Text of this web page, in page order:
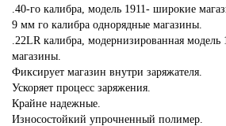
.40-го калибра, модель 1911- широкие
9 мм го калибра однорядные магазины.
.22LR калибра, модернизированная
магазины.
Фиксирует магазин внутри заряжателя.
Ускоряет процесс заряжения.
Крайне надежные.
Износостойкий упрочненный полимер.